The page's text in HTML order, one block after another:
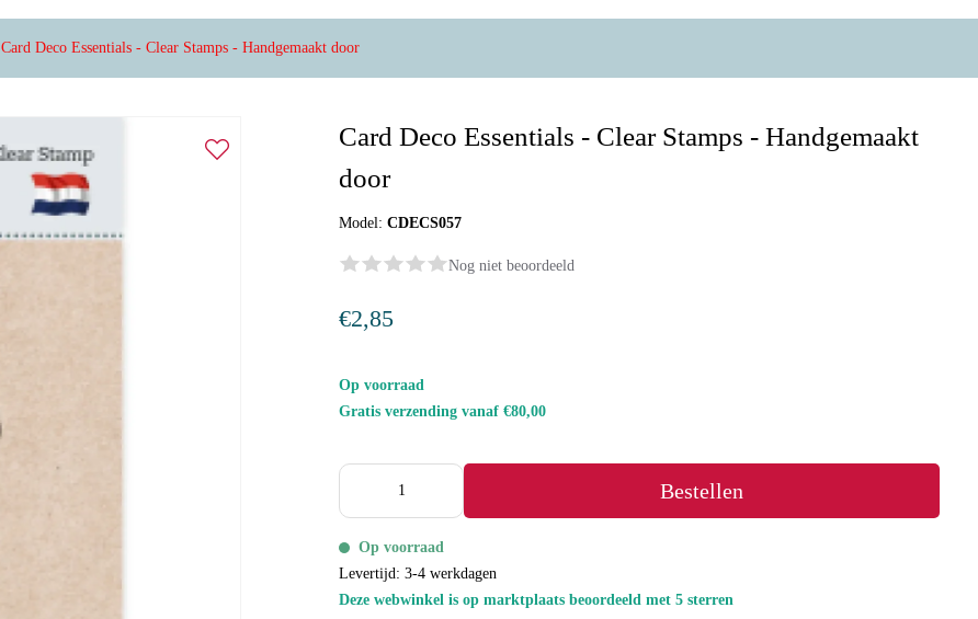
Card Deco Essentials - Clear Stamps - Handgemaakt door
Card Deco Essentials - Clear Stamps - Handgemaakt
door
Model:CDECS057
Nog niet beoordeeld
€2,85
Op voorraad
Gratis verzending vanaf €80,00
Bestellen
Op voorraad
Levertijd: 3-4 werkdagen
Deze webwinkel is op marktplaats beoordeeld met 5 sterren